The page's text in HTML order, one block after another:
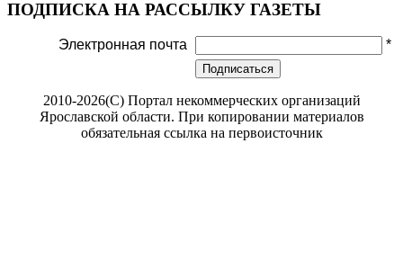
ПОДПИСКА НА РАССЫЛКУ ГАЗЕТЫ
Электронная почта *
Подписаться
2010-2026(С) Портал некоммерческих организаций
Ярославской области. При копировании материалов
обязательная ссылка на первоисточник